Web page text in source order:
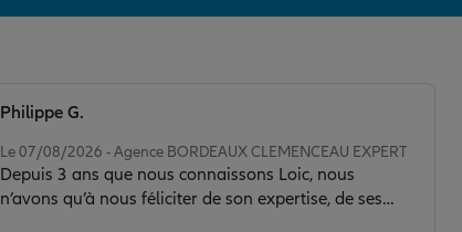
Le 07/08/2026 - Agence BORDEAUX CLEMENCEAU EXPERT
Depuis 3 ans que nous connaissons Loic, nous
n’avons qu’à nous féliciter de son expertise, de ses
Philippe G.